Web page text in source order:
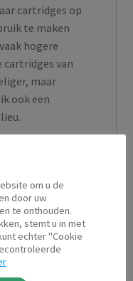
cartridges op
te maken
hogere
cartridges van
maar
ook een
om u de
door uw
te onthouden.
stemt u in met
echter "Cookie